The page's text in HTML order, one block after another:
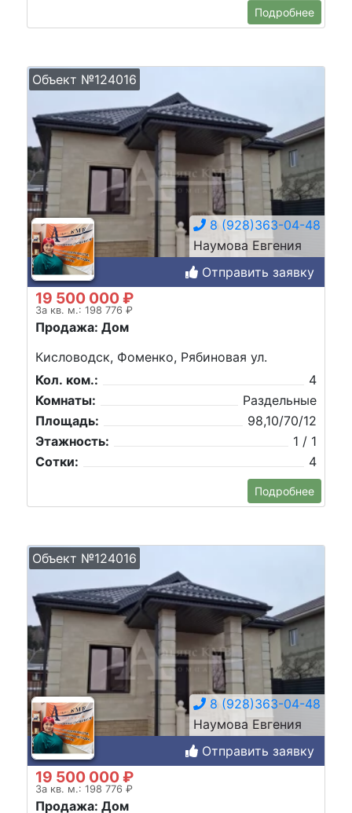
Подробнее
Объект №124016
8 (928)363-04-48
Наумова Евгения
Отправить заявку
19 500 000 ₽
За кв. м.: 198 776 ₽
Продажа: Дом
Кисловодск, Фоменко, Рябиновая ул.
Кол. ком.:
4
Комнаты:
Раздельные
Площадь:
98,10/70/12
Этажность:
1 / 1
Сотки:
4
Подробнее
Объект №124016
8 (928)363-04-48
Наумова Евгения
Отправить заявку
19 500 000 ₽
За кв. м.: 198 776 ₽
Продажа: Дом